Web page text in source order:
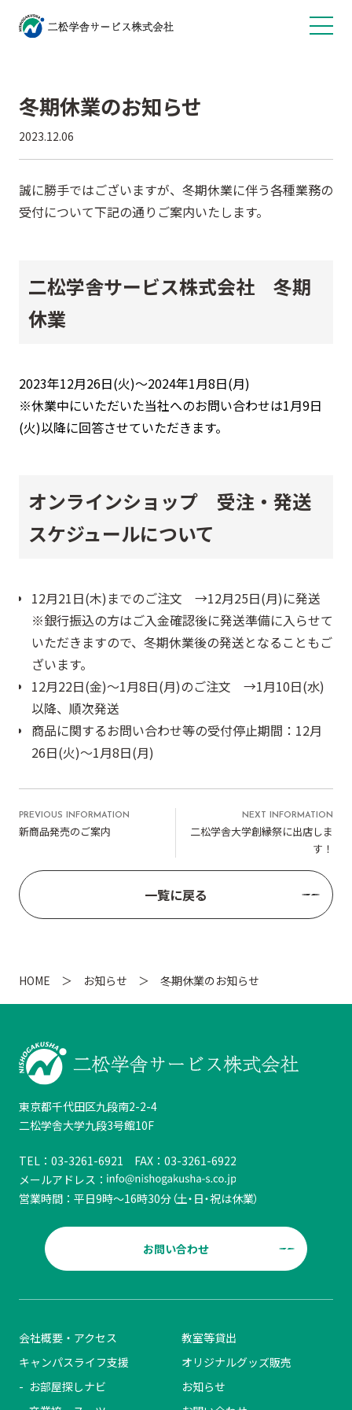
冬期休業のお知らせ
2023.12.06
誠に勝手ではございますが、冬期休業に伴う各種業務の
受付について下記の通りご案内いたします。
二松学舎サービス株式会社 冬期
休業
2023年12月26日(火)～2024年1月8日(月)
※休業中にいただいた当社へのお問い合わせは1月9日
(火)以降に回答させていただきます。
オンラインショップ 受注・発送
スケジュールについて
12月21日(木)までのご注文 →12月25日(月)に発送
※銀行振込の方はご入金確認後に発送準備に入らせて
いただきますので、冬期休業後の発送となることもご
ざいます。
12月22日(金)～1月8日(月)のご注文 →1月10日(水)
以降、順次発送
商品に関するお問い合わせ等の受付停止期間：12月
26日(火)～1月8日(月)
PREVIOUS INFORMATION
新商品発売のご案内
NEXT INFORMATION
二松学舎大学創縁祭に出店しま
す！
一覧に戻る
HOME お知らせ 冬期休業のお知らせ
東京都千代田区九段南2-2-4
二松学舎大学九段3号館10F
TEL： 03-3261-6921 FAX： 03-3261-6922
メールアドレス：
営業時間： 平日9時～16時30分（土・日・祝は休業）
お問い合わせ
会社概要・アクセス
キャンパスライフ支援
お部屋探しナビ
教室等貸出
オリジナルグッズ販売
お知らせ